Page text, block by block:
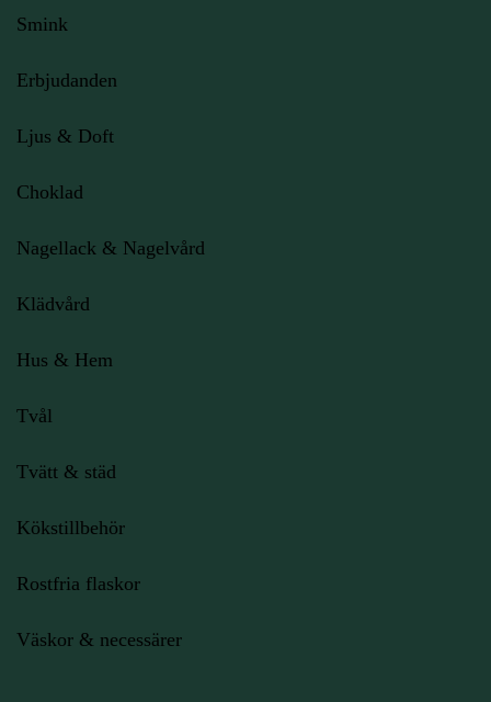
Smink
Erbjudanden
Ljus & Doft
Choklad
Nagellack & Nagelvård
Klädvård
Hus & Hem
Tvål
Tvätt & städ
Kökstillbehör
Rostfria flaskor
Väskor & necessärer